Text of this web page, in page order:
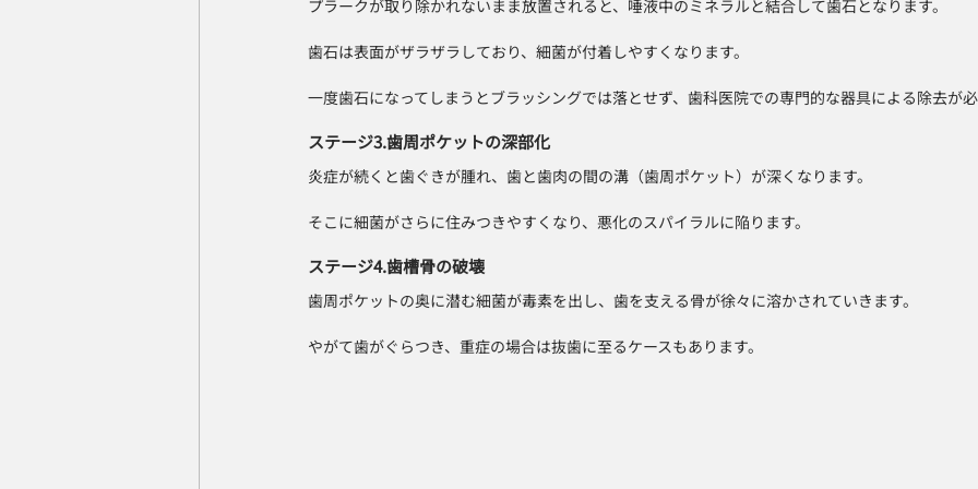
プラークが取り除かれないまま放置されると、唾液中のミネラルと結合して歯石となります。
歯石は表面がザラザラしており、細菌が付着しやすくなります。
一度歯石になってしまうとブラッシングでは落とせず、歯科医院での専門的な器具による除去が
ステージ3.歯周ポケットの深部化
炎症が続くと歯ぐきが腫れ、歯と歯肉の間の溝（歯周ポケット）が深くなります。
そこに細菌がさらに住みつきやすくなり、悪化のスパイラルに陥ります。
ステージ4.歯槽骨の破壊
歯周ポケットの奥に潜む細菌が毒素を出し、歯を支える骨が徐々に溶かされていきます。
やがて歯がぐらつき、重症の場合は抜歯に至るケースもあります。